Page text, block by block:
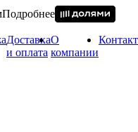
Подробнее
Доставка
и оплата
О
компании